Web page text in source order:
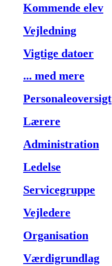
Kommende elev
Vejledning
Vigtige datoer
... med mere
Personaleoversigt
Lærere
Administration
Ledelse
Servicegruppe
Vejledere
Organisation
Værdigrundlag